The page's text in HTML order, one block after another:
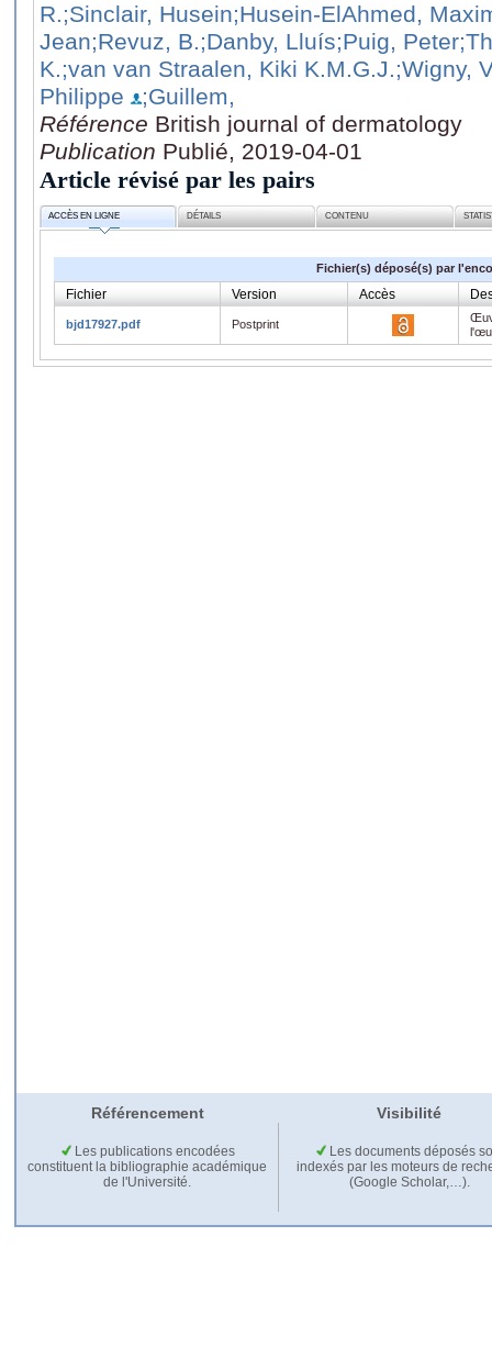
R.;Sinclair, Husein;Husein-ElAhmed,
Jean;Revuz, B.;Danby, Lluís;Puig, Peter
K.;van van Straalen, Kiki K.M.G.J.;Wigny,
Philippe
;Guillem,
Référence British journal of dermatology
Publication Publié, 2019-04-01
Article révisé par les pairs
ACCÈS EN LIGNE DÉTAILS CONTENU
Fichier(s) déposé(s) par
Fichier Version Accès
bjd17927.pdf Postprint
Référencement Visibilité
Les publications encodées
constituent la bibliographie académique
de l'Université.
Les documents déposés
indexés par les moteurs de
(Google Scholar,…).